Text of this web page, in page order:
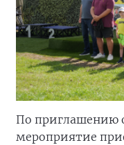
По приглашению
мероприятие